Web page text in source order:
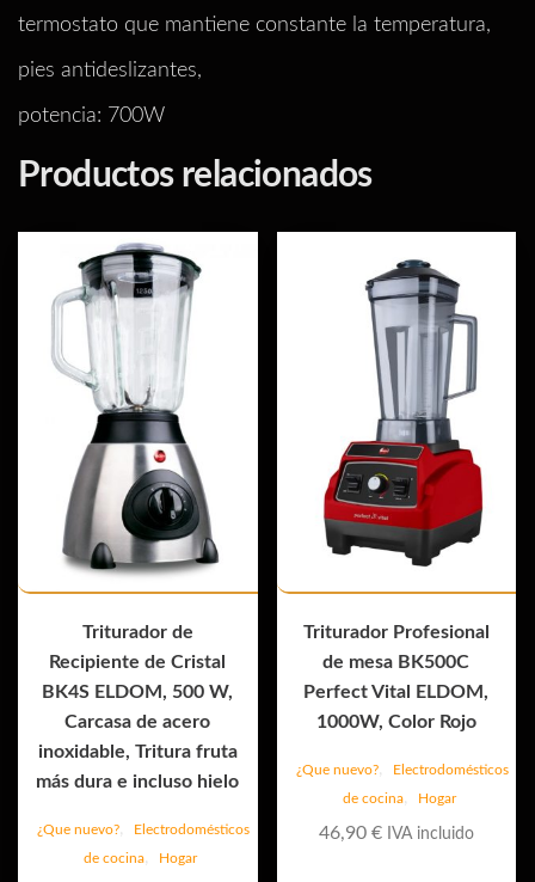
termostato que mantiene constante la temperatura,
pies antideslizantes,
potencia: 700W
Productos relacionados
Triturador de
Recipiente de Cristal
BK4S ELDOM, 500 W,
Carcasa de acero
inoxidable, Tritura fruta
más dura e incluso hielo
¿Que nuevo?,
Electrodomésticos
de cocina, Hogar
Triturador Profesional
de mesa BK500C
Perfect Vital ELDOM,
1000W, Color Rojo
¿Que nuevo?,
Electrodomésticos
de cocina, Hogar
46,90 € IVA incluido